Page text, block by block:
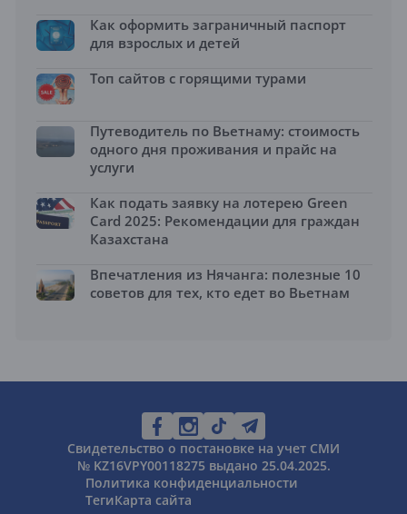
Как оформить заграничный паспорт
для взрослых и детей
Топ сайтов с горящими турами
Путеводитель по Вьетнаму: стоимость
одного дня проживания и прайс на
услуги
Как подать заявку на лотерею Green
Card 2025: Рекомендации для граждан
Казахстана
Впечатления из Нячанга: полезные 10
советов для тех, кто едет во Вьетнам
Свидетельство о постановке на учет СМИ
№ KZ16VPY00118275 выдано 25.04.2025.
Политика конфиденциальности
ТегиКарта сайта